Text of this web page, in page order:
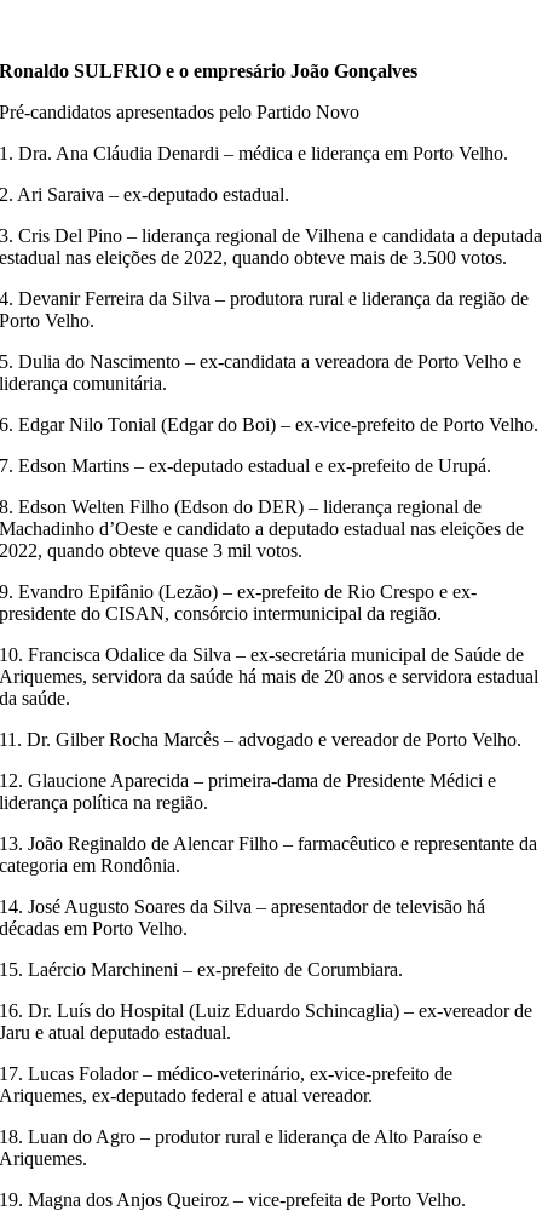
Ronaldo SULFRIO e o empresário João Gonçalves
Pré-candidatos apresentados pelo Partido Novo
1. Dra. Ana Cláudia Denardi – médica e liderança em Porto Velho.
2. Ari Saraiva – ex-deputado estadual.
3. Cris Del Pino – liderança regional de Vilhena e candidata a deputada
estadual nas eleições de 2022, quando obteve mais de 3.500 votos.
4. Devanir Ferreira da Silva – produtora rural e liderança da região de
Porto Velho.
5. Dulia do Nascimento – ex-candidata a vereadora de Porto Velho e
liderança comunitária.
6. Edgar Nilo Tonial (Edgar do Boi) – ex-vice-prefeito de Porto Velho.
7. Edson Martins – ex-deputado estadual e ex-prefeito de Urupá.
8. Edson Welten Filho (Edson do DER) – liderança regional de
Machadinho d’Oeste e candidato a deputado estadual nas eleições de
2022, quando obteve quase 3 mil votos.
9. Evandro Epifânio (Lezão) – ex-prefeito de Rio Crespo e ex-
presidente do CISAN, consórcio intermunicipal da região.
10. Francisca Odalice da Silva – ex-secretária municipal de Saúde de
Ariquemes, servidora da saúde há mais de 20 anos e servidora estadual
da saúde.
11. Dr. Gilber Rocha Marcês – advogado e vereador de Porto Velho.
12. Glaucione Aparecida – primeira-dama de Presidente Médici e
liderança política na região.
13. João Reginaldo de Alencar Filho – farmacêutico e representante da
categoria em Rondônia.
14. José Augusto Soares da Silva – apresentador de televisão há
décadas em Porto Velho.
15. Laércio Marchineni – ex-prefeito de Corumbiara.
16. Dr. Luís do Hospital (Luiz Eduardo Schincaglia) – ex-vereador de
Jaru e atual deputado estadual.
17. Lucas Folador – médico-veterinário, ex-vice-prefeito de
Ariquemes, ex-deputado federal e atual vereador.
18. Luan do Agro – produtor rural e liderança de Alto Paraíso e
Ariquemes.
19. Magna dos Anjos Queiroz – vice-prefeita de Porto Velho.